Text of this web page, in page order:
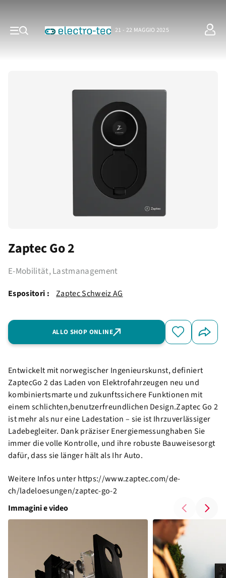
21 - 22 MAGGIO 2025
Zaptec Go 2
E-Mobilität, Lastmanagement
Espositori : Zaptec Schweiz AG
ALLO SHOP ONLINE
Entwickelt mit norwegischer Ingenieurskunst, definiert
ZaptecGo 2 das Laden von Elektrofahrzeugen neu und
kombiniertsmarte und zukunftssichere Funktionen mit
einem schlichten,benutzerfreundlichen Design.Zaptec Go 2
ist mehr als nur eine Ladestation – sie ist Ihrzuverlässiger
Ladebegleiter. Dank präziser Energiemessunghaben Sie
immer die volle Kontrolle, und ihre robuste Bauweisesorgt
dafür, dass sie länger hält als Ihr Auto.
Weitere Infos unter https://www.zaptec.com/de-
ch/ladeloesungen/zaptec-go-2
Immagini e video